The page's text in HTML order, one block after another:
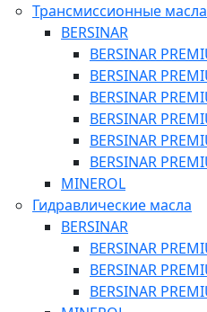
Трансмиссионные масла
BERSINAR
BERSINAR
BERSINAR
BERSINAR
BERSINAR
BERSINAR
BERSINAR
MINEROL
Гидравлические масла
BERSINAR
BERSINAR
BERSINAR
BERSINAR